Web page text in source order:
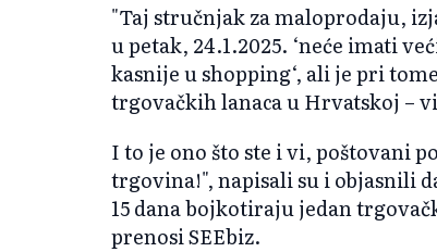
"Taj stručnjak za maloprodaju,
u petak, 24.1.2025. ‘neće imati
kasnije u shopping‘, ali je pri
trgovačkih lanaca u Hrvatskoj –
I to je ono što ste i vi, poštovani
trgovina!", napisali su i objasnili
15 dana bojkotiraju jedan
prenosi SEEbiz.